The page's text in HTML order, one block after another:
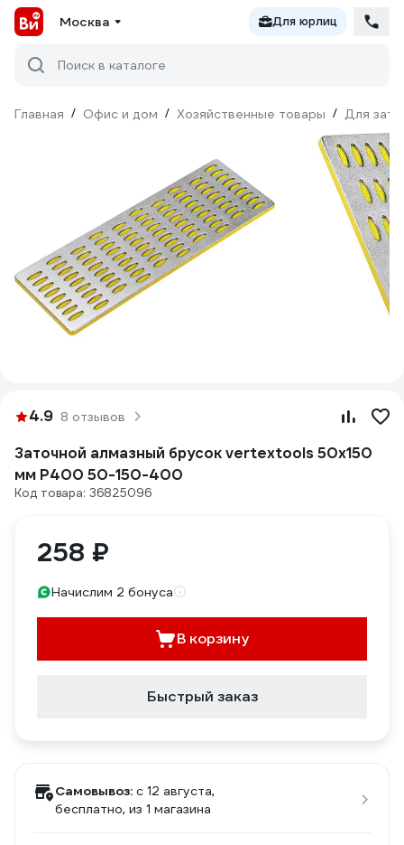
Москва Для юрлиц
Поиск в каталоге
Главная / Офис и дом / Хозяйственные товары / Для
4.9 8 отзывов
Заточной алмазный брусок vertextools 50х150
мм Р400 50-150-400
Код товара: 36825096
258 ₽
Начислим 2 бонуса
В корзину
Быстрый заказ
Самовывоз: c 12 августа,
бесплатно, из 1 магазина